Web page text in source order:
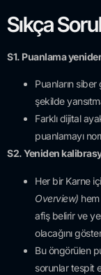
Sıkça
S1. Puanlama
Puanların siber
şekilde
Farklı dijital
puanlamayı
S2. Yeniden
Her bir Karne
Overview) hem
afiş belirir ve
olacağını
Bu öngörülen
sorunlar tespit